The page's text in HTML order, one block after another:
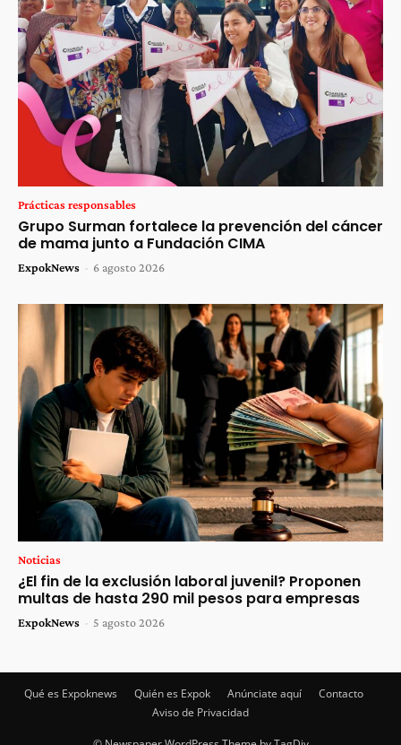
Prácticas responsables
Grupo Surman fortalece la prevención del cáncer
de mama junto a Fundación CIMA
ExpokNews - 6 agosto 2026
Noticias
¿El fin de la exclusión laboral juvenil? Proponen
multas de hasta 290 mil pesos para empresas
ExpokNews - 5 agosto 2026
Qué es Expoknews Quién es Expok Anúnciate aquí
Contacto
Aviso de Privacidad